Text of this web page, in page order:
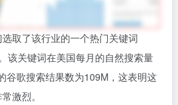
取了该行业的一个热门关键词
该关键词在美国每月的自然搜索量
谷歌搜索结果数为109M，这表明这
激烈。